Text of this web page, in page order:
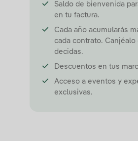
Saldo de bienvenida
en tu factura.
Cada año acumularás
cada contrato. Canjéalo
decidas.
Descuentos en tus
Acceso a eventos y
exclusivas.